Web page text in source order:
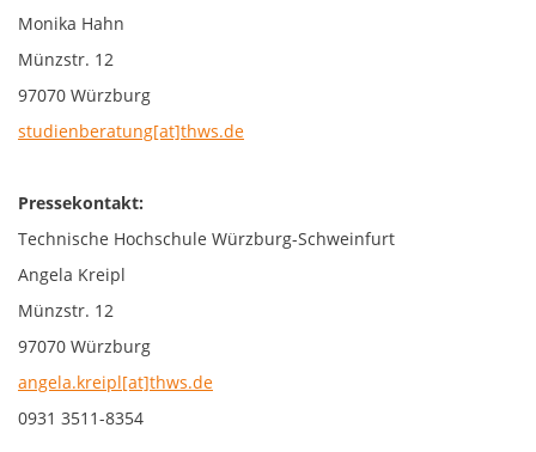
Monika Hahn
Münzstr. 12
97070 Würzburg
studienberatung[at]thws.de
Pressekontakt:
Technische Hochschule Würzburg-Schweinfurt
Angela Kreipl
Münzstr. 12
97070 Würzburg
angela.kreipl[at]thws.de
0931 3511-8354